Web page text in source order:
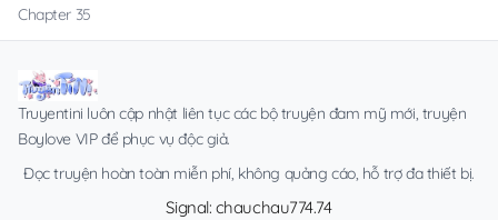
Chapter 35
Truyentini luôn cập nhật liên tục các bộ truyện đam mỹ mới, truyện
Boylove VIP để phục vụ độc giả.
Đọc truyện hoàn toàn miễn phí, không quảng cáo, hỗ trợ đa thiết bị.
Signal: chauchau774.74